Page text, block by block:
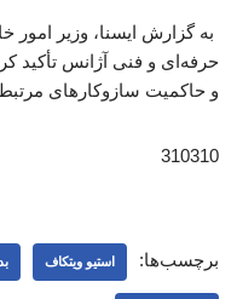
به گزارش ایسنا، وزیر امور
حرفه‌ای و فنی آژانس تأکید
و حاکمیت سازوکارهای مرتبط
310310
برچسب‌ها: استیو ویتکاف